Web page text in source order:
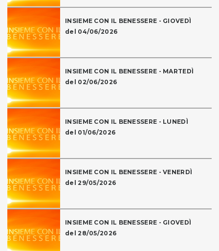
INSIEME CON IL BENESSERE - GIOVEDÌ
del 04/06/2026
INSIEME CON IL BENESSERE - MARTEDÌ
del 02/06/2026
INSIEME CON IL BENESSERE - LUNEDÌ
del 01/06/2026
INSIEME CON IL BENESSERE - VENERDÌ
del 29/05/2026
INSIEME CON IL BENESSERE - GIOVEDÌ
del 28/05/2026